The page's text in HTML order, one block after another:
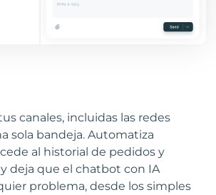
canales, incluidas las redes
sola bandeja. Automatiza
al historial de pedidos y
deja que el chatbot con IA
problema, desde los simples